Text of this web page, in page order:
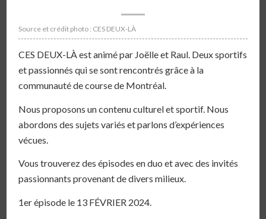
Source et crédit photo : CES DEUX-LÀ
CES DEUX-LÀ est animé par Joëlle et Raul. Deux sportifs
et passionnés qui se sont rencontrés grâce à la
communauté de course de Montréal.
Nous proposons un contenu culturel et sportif. Nous
abordons des sujets variés et parlons d’expériences
vécues.
Vous trouverez des épisodes en duo et avec des invités
passionnants provenant de divers milieux.
1er épisode le 13 FÉVRIER 2024.